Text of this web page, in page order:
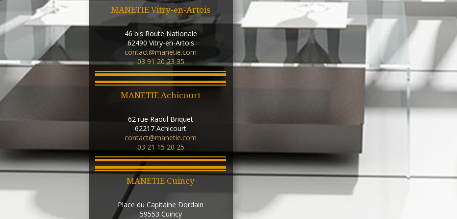
MANETIE Vitry-en-Artois
46 bis Route Nationale
62490 Vitry-en-Artois
contact@manetie.com
03 91 20 23 35
MANETIE Achicourt
62 rue Raoul Briquet
62217 Achicourt
contact@manetie.com
03 21 15 20 25
MANETIE Cuincy
Place du Capitaine Dordain
59553 Cuincy